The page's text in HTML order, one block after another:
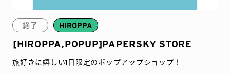
終了 HIROPPA
[HIROPPA,POPUP]PAPERSKY STORE
旅好きに嬉しい1日限定のポップアップショップ！